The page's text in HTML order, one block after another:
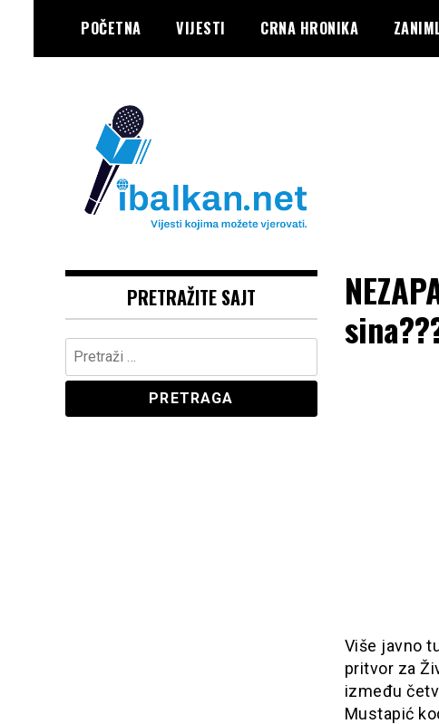
content
POČETNA VIJESTI CRNA HRONIKA
IBALKAN
Više javno
pritvor za
između
Mustapić
PRETRAŽITE SAJT
Pretraga: